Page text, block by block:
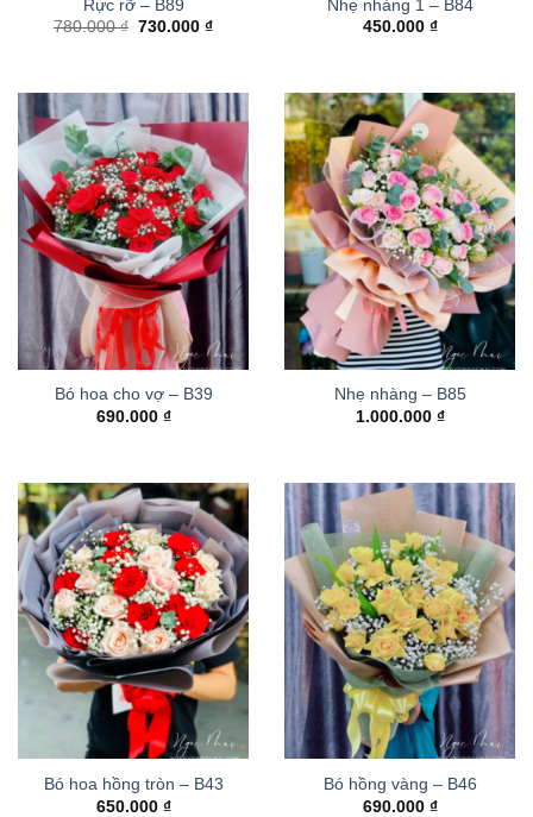
Rực rỡ – B89
780.000₫ Giá
730.000₫Giá
Nhẹ nhàng 1 – B84
450.000 ₫
Bó hoa cho vợ – B39
690.000 ₫
Nhẹ nhàng – B85
1.000.000 ₫
Bó hoa hồng tròn – B43
650.000 ₫
Bó hồng vàng – B46
690.000 ₫